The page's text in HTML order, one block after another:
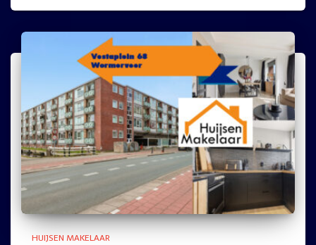
HUIJSEN MAKELAAR